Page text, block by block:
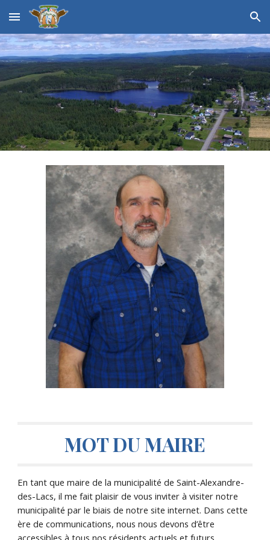
Skip to main content Skip to navigation
MOT DU MAIRE
En tant que maire de la municipalité de Saint-Alexandre-
des-Lacs, il me fait plaisir de vous inviter à visiter notre
municipalité par le biais de notre site internet. Dans cette
ère de communications, nous nous devons d’être
accessibles à tous nos résidents actuels et futurs.